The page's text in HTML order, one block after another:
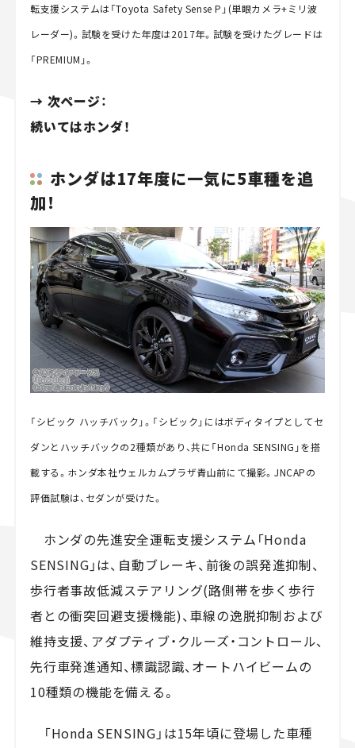
転支援システムは「Toyota Safety Sense P」(単眼カメラ+ミリ波
レーダー)。試験を受けた年度は2017年。試験を受けたグレードは
「PREMIUM」。
→ 次ページ：
続いてはホンダ！
ホンダは17年度に一気に5車種を追
加！
「シビック ハッチバック」。「シビック」にはボディタイプとしてセ
ダンとハッチバックの2種類があり、共に「Honda SENSING」を搭
載する。ホンダ本社ウェルカムプラザ青山前にて撮影。JNCAPの
評価試験は、セダンが受けた。
ホンダの先進安全運転支援システム「Honda
SENSING」は、自動ブレーキ、前後の誤発進抑制、
歩行者事故低減ステアリング(路側帯を歩く歩行
者との衝突回避支援機能)、車線の逸脱抑制および
維持支援、アダプティブ・クルーズ・コントロール、
先行車発進通知、標識認識、オートハイビームの
10種類の機能を備える。
「Honda SENSING」は15年頃に登場した車種